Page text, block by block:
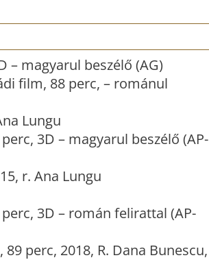
– magyarul beszélő (AG)
film, 88 perc, – románul
Lungu
3D – magyarul beszélő (AP-
r. Ana Lungu
3D – román felirattal (AP-
perc, 2018, R. Dana Bunescu,